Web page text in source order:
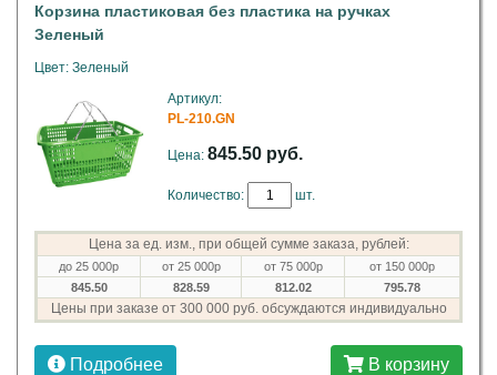
Корзина пластиковая без пластика на ручках
Зеленый
Цвет: Зеленый
Артикул:
PL-210.GN
Цена: 845.50 руб.
Количество: шт.
Цена за ед. изм., при общей сумме заказа, рублей:
до 25 000р от 25 000р от 75 000р
от 150 000р
845.50
828.59 812.02 795.78
Цены при заказе от 300 000 руб. обсуждаются индивидуально
Подробнее В корзину